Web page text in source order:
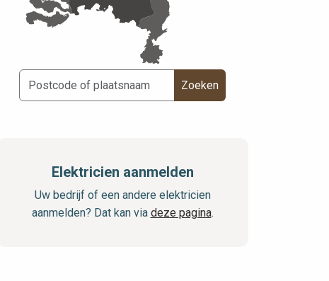
Zoeken
Elektricien aanmelden
Uw bedrijf of een andere elektricien
aanmelden? Dat kan via deze pagina.